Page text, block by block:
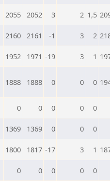
2055 2052 3 2 1,5
2160 2161 -1 3 2
1952 1971 -19 3 1
1888 1888 0 0 0
0 0 0 0 0
1369 1369 0 0 0
1800 1817 -17 3 1
0 0 0 0 0